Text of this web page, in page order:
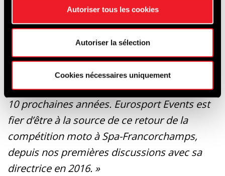
Autoriser tous les cookies
Autoriser la sélection
Cookies nécessaires uniquement
faire de Spa un circuit homologable par la
FIM sans dénaturer le tracé unique au
monde, et offrir aux fans et équipes des
infrastructures encore plus modernes. Une
course de 24H à Spa sera un grand rendez-
vous de l’EWC à partir de juin 2022, pour les
10 prochaines années. Eurosport Events est
fier d’être à la source de ce retour de la
compétition moto à Spa-Francorchamps,
depuis nos premières discussions avec sa
directrice en 2016. »